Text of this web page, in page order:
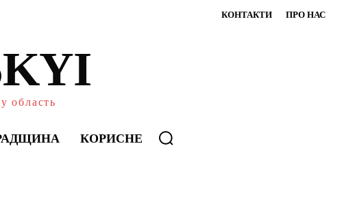
КОНТАКТИ ПРО НАС
область
КОРИСНЕ